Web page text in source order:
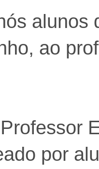
alunos
ao
Professor
por